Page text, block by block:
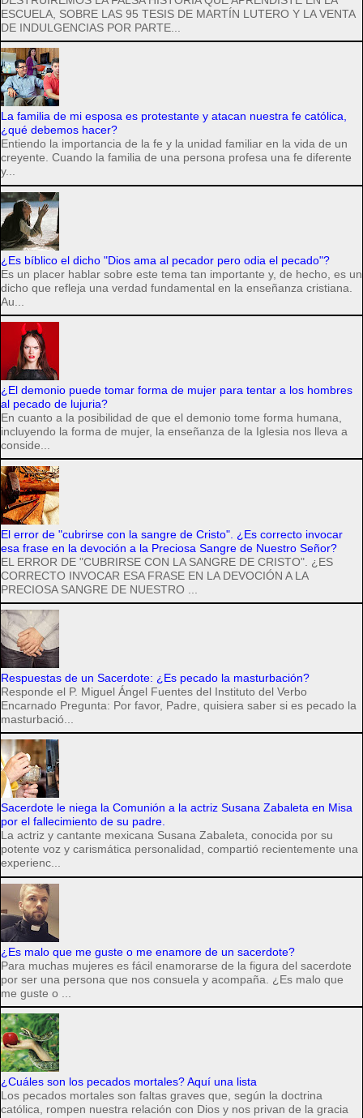
ESCUELA, SOBRE LAS 95 TESIS DE MARTÍN LUTERO Y LA VENTA
DE INDULGENCIAS POR PARTE...
La familia de mi esposa es protestante y atacan nuestra fe católica,
¿qué debemos hacer?
Entiendo la importancia de la fe y la unidad familiar en la vida de un
creyente. Cuando la familia de una persona profesa una fe diferente
y...
¿Es bíblico el dicho "Dios ama al pecador pero odia el pecado"?
Es un placer hablar sobre este tema tan importante y, de hecho, es un
dicho que refleja una verdad fundamental en la enseñanza cristiana.
Au...
¿El demonio puede tomar forma de mujer para tentar a los hombres
al pecado de lujuria?
En cuanto a la posibilidad de que el demonio tome forma humana,
incluyendo la forma de mujer, la enseñanza de la Iglesia nos lleva a
conside...
El error de "cubrirse con la sangre de Cristo". ¿Es correcto invocar
esa frase en la devoción a la Preciosa Sangre de Nuestro Señor?
EL ERROR DE "CUBRIRSE CON LA SANGRE DE CRISTO". ¿ES
CORRECTO INVOCAR ESA FRASE EN LA DEVOCIÓN A LA
PRECIOSA SANGRE DE NUESTRO ...
Respuestas de un Sacerdote: ¿Es pecado la masturbación?
Responde el P. Miguel Ángel Fuentes del Instituto del Verbo
Encarnado Pregunta: Por favor, Padre, quisiera saber si es pecado la
masturbació...
Sacerdote le niega la Comunión a la actriz Susana Zabaleta en Misa
por el fallecimiento de su padre.
La actriz y cantante mexicana Susana Zabaleta, conocida por su
potente voz y carismática personalidad, compartió recientemente una
experienc...
¿Es malo que me guste o me enamore de un sacerdote?
Para muchas mujeres es fácil enamorarse de la figura del sacerdote
por ser una persona que nos consuela y acompaña. ¿Es malo que
me guste o ...
¿Cuáles son los pecados mortales? Aquí una lista
Los pecados mortales son faltas graves que, según la doctrina
católica, rompen nuestra relación con Dios y nos privan de la gracia